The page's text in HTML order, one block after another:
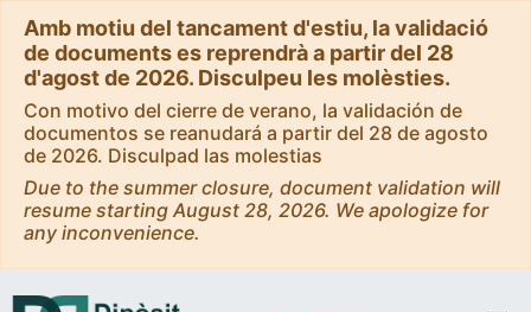
Amb motiu del tancament d'estiu, la validació
de documents es reprendrà a partir del 28
d'agost de 2026. Disculpeu les molèsties.
Con motivo del cierre de verano, la validación de
documentos se reanudará a partir del 28 de agosto
de 2026. Disculpad las molestias
Due to the summer closure, document validation will
resume starting August 28, 2026. We apologize for
any inconvenience.